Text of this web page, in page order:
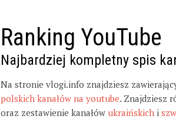
Ranking YouTube
Najbardziej kompletny spis
Na stronie vlogi.info znajdziesz
polskich kanałów na youtube. Znajdziesz
oraz zestawienie kanałów ukraińskich i